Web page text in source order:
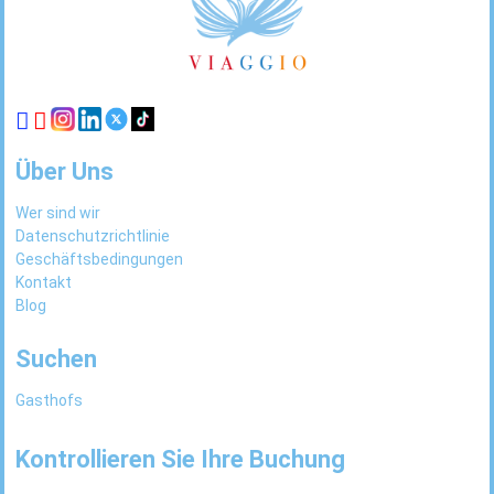
Über Uns
Wer sind wir
Datenschutzrichtlinie
Geschäftsbedingungen
Kontakt
Blog
Suchen
Gasthofs
Kontrollieren Sie Ihre Buchung